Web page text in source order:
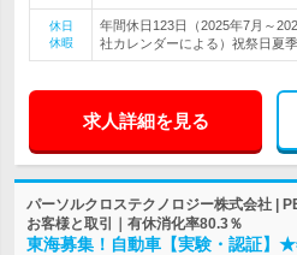
休日
休暇
年間休日123日（2025年7月～
社カレンダーによる）祝祭日夏
求人詳細を見る
パーソルクロステクノロジー株式会社 |
お客様と取引｜有休消化率80.3％
東海募集！自動車【実験・認証】